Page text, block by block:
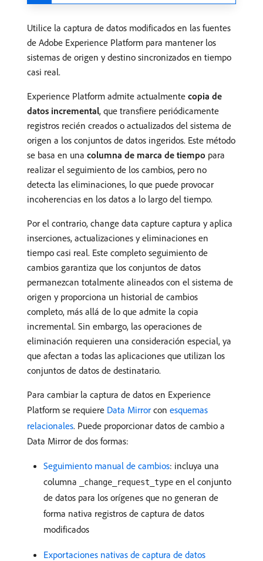
Utilice la captura de datos modificados en las fuentes
de Adobe Experience Platform para mantener los
sistemas de origen y destino sincronizados en tiempo
casi real.
Experience Platform admite actualmente copia de
datos incremental, que transfiere periódicamente
registros recién creados o actualizados del sistema de
origen a los conjuntos de datos ingeridos. Este método
se basa en una columna de marca de tiempo para
realizar el seguimiento de los cambios, pero no
detecta las eliminaciones, lo que puede provocar
incoherencias en los datos a lo largo del tiempo.
Por el contrario, change data capture captura y aplica
inserciones, actualizaciones y eliminaciones en
tiempo casi real. Este completo seguimiento de
cambios garantiza que los conjuntos de datos
permanezcan totalmente alineados con el sistema de
origen y proporciona un historial de cambios
completo, más allá de lo que admite la copia
incremental. Sin embargo, las operaciones de
eliminación requieren una consideración especial, ya
que afectan a todas las aplicaciones que utilizan los
conjuntos de datos de destinatario.
Para cambiar la captura de datos en Experience
Platform se requiere Data Mirror con esquemas
relacionales. Puede proporcionar datos de cambio a
Data Mirror de dos formas:
Seguimiento manual de cambios: incluya una
columna
_change_request_type en el conjunto
de datos para los orígenes que no generan de
forma nativa registros de captura de datos
modificados
Exportaciones nativas de captura de datos